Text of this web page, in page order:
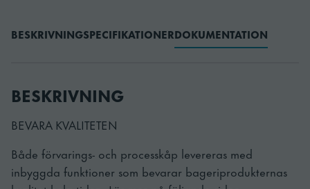
BESKRIVNINGSPECIFIKATIONERDOKUMENTATION
BESKRIVNING
BEVARA KVALITETEN
Både förvarings- och processkåp levereras med
inbyggda funktioner som bevarar bageriprodukternas